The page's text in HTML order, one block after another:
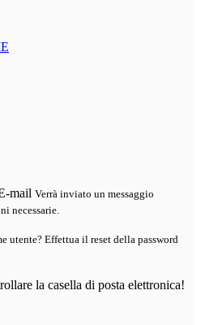
mail Verrà inviato un messaggio
necessarie.
utente? Effettua il reset della password
la casella di posta elettronica!